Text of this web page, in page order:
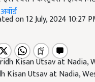
on 12 July, 2024 10:27
Kisan Utsav at Nadia,